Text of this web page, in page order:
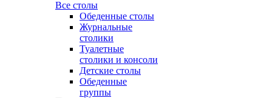
Все столы
Обеденные столы
Журнальные
столики
Туалетные
столики и консоли
Детские столы
Обеденные
группы